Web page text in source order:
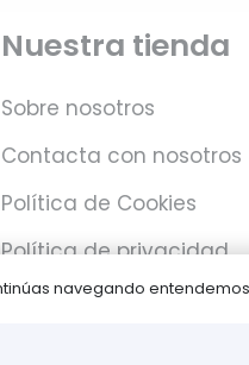
Nuestra tienda
Sobre nosotros
Contacta con nosotros
Política de Cookies
Política de privacidad
navegando